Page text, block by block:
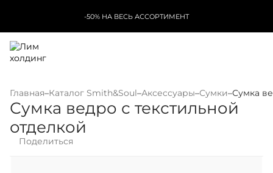
-50% НА ВЕСЬ АССОРТИМЕНТ
Главная–Каталог Smith&Soul–Аксессуары–Сумки–Сумка
Сумка ведро с текстильной
отделкой
Поделиться